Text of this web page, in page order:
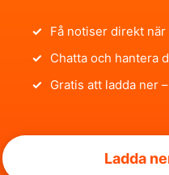
✓ Få notiser direkt
✓ Chatta och hantera
✓ Gratis att ladda ner
Ladda